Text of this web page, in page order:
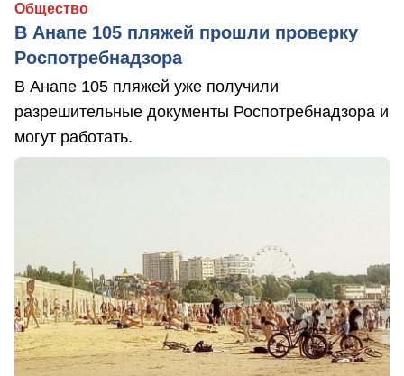
Общество
В Анапе 105 пляжей прошли проверку
Роспотребнадзора
В Анапе 105 пляжей уже получили
разрешительные документы Роспотребнадзора и
могут работать.